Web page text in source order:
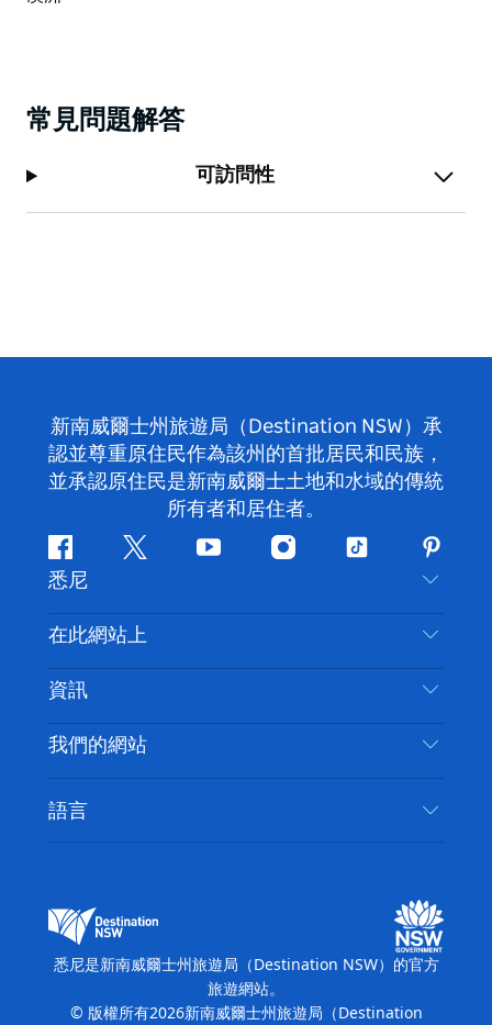
常見問題解答
可訪問性
新南威爾士州旅遊局（Destination NSW）承
認並尊重原住民作為該州的首批居民和民族，
並承認原住民是新南威爾士土地和水域的傳統
所有者和居住者。
Facebook嘰
喳
喳
Youtube Instagram
抖
悉尼
聯絡我們
免責聲明
隱私
Cookie 通知
在此網站上
目的地
要做的事情
新南威爾斯州公路旅行
活動
住宿
資訊
旅行資訊
無障礙悉尼
列出您的業務
我們的網站
新南威爾士州旅遊局（Destination NSW）媒體中
心
繽紛悉尼燈光音樂節
語言
悉尼是新南威爾士州旅遊局（Destination NSW）的官方
旅遊網站。
© 版權所有2026新南威爾士州旅遊局（Destination